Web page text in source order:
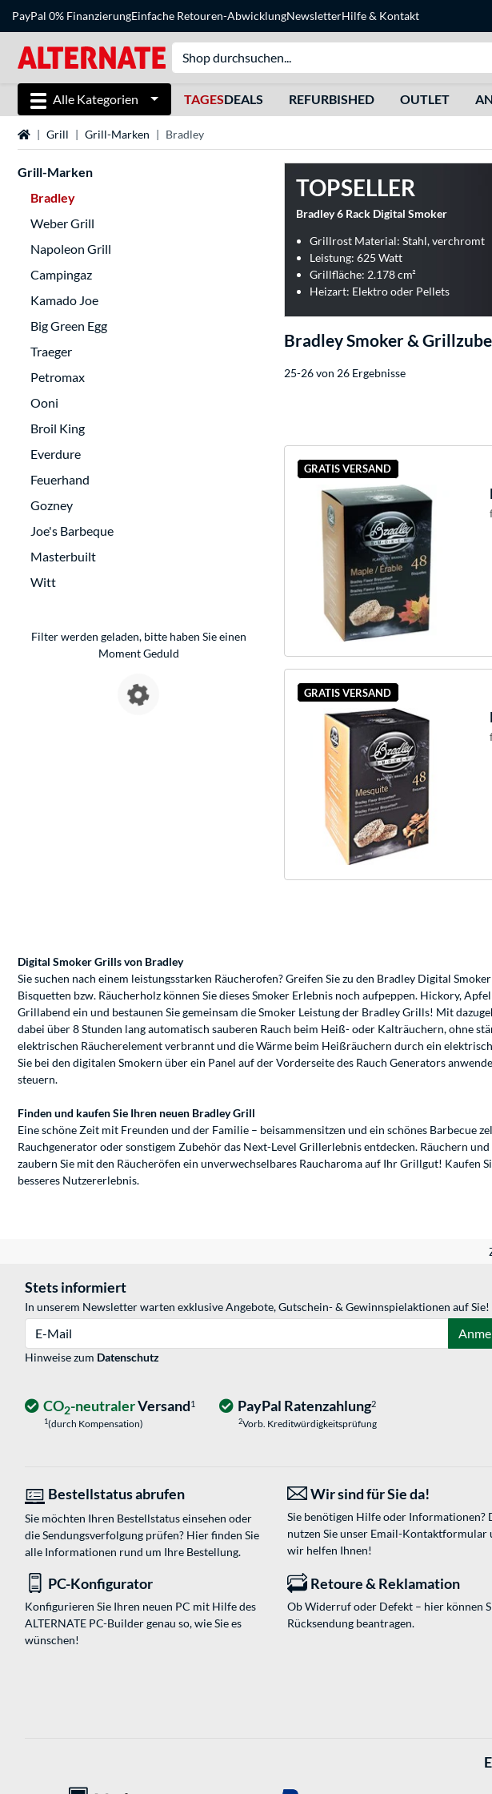
PayPal 0% FinanzierungEinfache Retouren-AbwicklungNewsletterHilfe& Kontakt
Alle Kategorien TAGESDEALS REFURBISHED OUTLET
Startseite
Grill Grill-Marken Bradley
Grill-Marken
Bradley
Weber Grill
Napoleon Grill
Campingaz
Kamado Joe
Big Green Egg
Traeger
Petromax
Ooni
Broil King
Everdure
Feuerhand
Gozney
Joe's Barbeque
Masterbuilt
Witt
Filter werden geladen, bitte haben Sie einen
Moment Geduld
TOPSELLER
Bradley 6 Rack Digital Smoker
Grillrost Material: Stahl, verchromt
Leistung: 625 Watt
Grillfläche: 2.178 cm²
Heizart: Elektro oder Pellets
Bradley Smoker &
25-26 von 26 Ergebnisse
GRATIS VERSAND
GRATIS VERSAND
Digital Smoker Grills von Bradley
Sie suchen nach einem leistungsstarken Räucherofen? Greifen Sie zu den Bradley Digital
Bisquetten bzw. Räucherholz können Sie dieses Smoker Erlebnis noch aufpeppen. Hickory,
Grillabend ein und bestaunen Sie gemeinsam die Smoker Leistung der Bradley Grills! Mit
dabei über 8 Stunden lang automatisch sauberen Rauch beim Heiß- oder Kalträuchern, ohne
elektrischen Räucherelement verbrannt und die Wärme beim Heißräuchern durch ein
Sie bei den digitalen Smokern über ein Panel auf der Vorderseite des Rauch Generators
steuern.
Finden und kaufen Sie Ihren neuen Bradley Grill
Eine schöne Zeit mit Freunden und der Familie – beisammensitzen und ein schönes
Rauchgenerator oder sonstigem Zubehör das Next-Level Grillerlebnis entdecken. Räuchern
zaubern Sie mit den Räucheröfen ein unverwechselbares Raucharoma auf Ihr Grillgut!
besseres Nutzererlebnis.
Stets informiert
In unserem Newsletter warten exklusive Angebote, Gutschein- & Gewinnspielaktionen auf Sie!
Hinweise zum Datenschutz
CO2-neutralerVersand1
1(durch Kompensation)
PayPal Ratenzahlung2
2Vorb. Kreditwürdigkeitsprüfung
Bestellstatus abrufen
Sie möchten Ihren Bestellstatus einsehen oder
die Sendungsverfolgung prüfen? Hier finden Sie
alle Informationen rund um Ihre Bestellung.
Wir sind für Sie da!
Sie benötigen Hilfe oder Informationen?
nutzen Sie unser Email-Kontaktformular
wir helfen Ihnen!
PC-Konfigurator
Konfigurieren Sie Ihren neuen PC mit Hilfe des
ALTERNATE PC-Builder genau so, wie Sie es
wünschen!
Retoure & Reklamation
Ob Widerruf oder Defekt – hier können
Rücksendung beantragen.